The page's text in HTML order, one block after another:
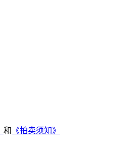
和 《拍卖须知》